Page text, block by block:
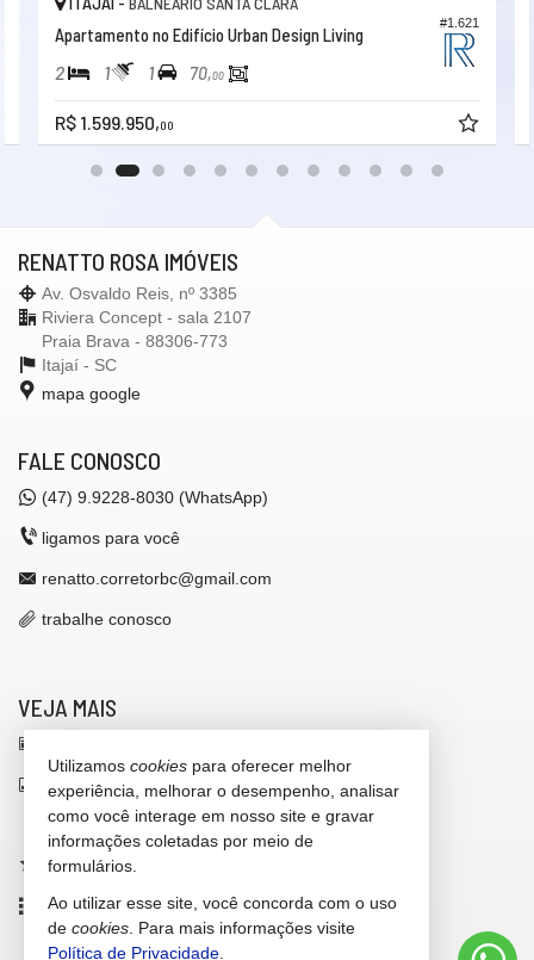
#1.621
Apartamento no Edifício Urban Design Living
2 1 1 70,00
R$ 1.599.950,00
RENATTO ROSA IMÓVEIS
Av. Osvaldo Reis, nº 3385
Riviera Concept - sala 2107
Praia Brava - 88306-773
Itajaí - SC
mapa google
FALE CONOSCO
(47) 9.9228-8030 (WhatsApp)
ligamos para você
renatto.corretorbc@gmail.com
trabalhe conosco
VEJA MAIS
indicadores financeiros
cadastre seu imóvel
imóveis favoritos
mapa de imóveis
Utilizamos cookies para oferecer melhor
experiência, melhorar o desempenho, analisar
como você interage em nosso site e gravar
informações coletadas por meio de
formulários.
Ao utilizar esse site, você concorda com o uso
de cookies . Para mais informações visite
Política de Privacidade